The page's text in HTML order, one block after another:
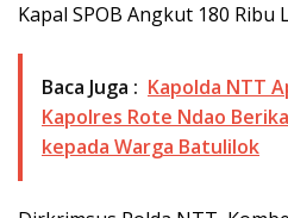
Kapal SPOB Angkut 180 Ribu
Baca Juga : Kapolda NTT
Kapolres Rote Ndao
kepada Warga Batulilok